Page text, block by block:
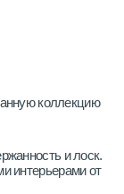
коллекцию
и лоск.
интерьерами от